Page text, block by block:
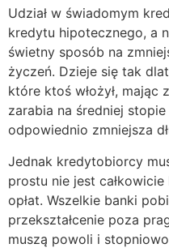
Udział w świadomym
kredytu hipotecznego, a
świetny sposób na
życzeń. Dzieje się tak
które ktoś włożył, mając
zarabia na średniej
odpowiednio zmniejsza
Jednak kredytobiorcy
prostu nie jest
opłat. Wszelkie banki
przekształcenie poza
muszą powoli i